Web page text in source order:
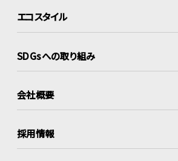
エコスタイル
SDGsへの取り組み
会社概要
採用情報